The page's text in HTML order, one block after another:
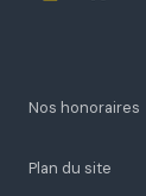
Nos honoraires
Plan du site